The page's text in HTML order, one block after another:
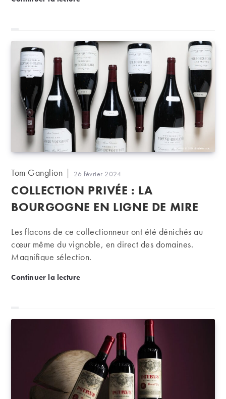
Auteur/autrice
la
publication :
Tom Ganglion
Publication
publiée :
26 février 2024
COLLECTION PRIVÉE : LA
BOURGOGNE EN LIGNE DE MIRE
Les flacons de ce collectionneur ont été dénichés au
cœur même du vignoble, en direct des domaines.
Magnifique sélection.
Continuer la lectureCollection Privée : la Bourgogne en ligne de mire